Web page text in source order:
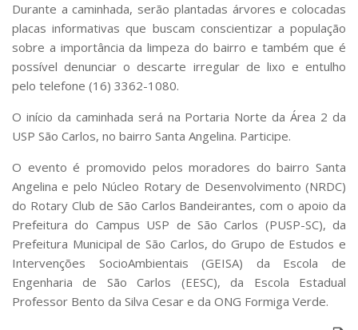
Comunicação
Assessorias e Mídias
Aplicativos e Sites
Jornal da USP
Agenda de Eventos
Durante a caminhada, serão plantadas árvores e colocadas
placas informativas que buscam conscientizar a população
sobre a importância da limpeza do bairro e também que é
possível denunciar o descarte irregular de lixo e entulho
pelo telefone (16) 3362-1080.
O início da caminhada será na Portaria Norte da Área 2 da
USP São Carlos, no bairro Santa Angelina. Participe.
O evento é promovido pelos moradores do bairro Santa
Angelina e pelo Núcleo Rotary de Desenvolvimento (NRDC)
do Rotary Club de São Carlos Bandeirantes, com o apoio da
Prefeitura do Campus USP de São Carlos (PUSP-SC), da
Prefeitura Municipal de São Carlos, do Grupo de Estudos e
Intervenções SocioAmbientais (GEISA) da Escola de
Engenharia de São Carlos (EESC), da Escola Estadual
Professor Bento da Silva Cesar e da ONG Formiga Verde.